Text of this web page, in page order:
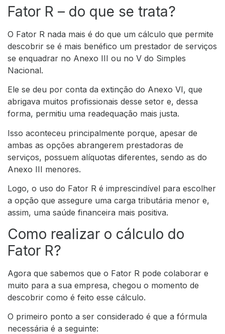
Fator R – do que se trata?
O Fator R nada mais é do que um cálculo que permite
descobrir se é mais benéfico um prestador de serviços
se enquadrar no Anexo III ou no V do Simples
Nacional.
Ele se deu por conta da extinção do Anexo VI, que
abrigava muitos profissionais desse setor e, dessa
forma, permitiu uma readequação mais justa.
Isso aconteceu principalmente porque, apesar de
ambas as opções abrangerem prestadoras de
serviços, possuem alíquotas diferentes, sendo as do
Anexo III menores.
Logo, o uso do Fator R é imprescindível para escolher
a opção que assegure uma carga tributária menor e,
assim, uma saúde financeira mais positiva.
Como realizar o cálculo do
Fator R?
Agora que sabemos que o Fator R pode colaborar e
muito para a sua empresa, chegou o momento de
descobrir como é feito esse cálculo.
O primeiro ponto a ser considerado é que a fórmula
necessária é a seguinte: